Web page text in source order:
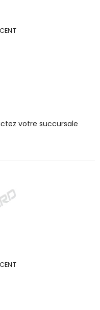
votre succursale